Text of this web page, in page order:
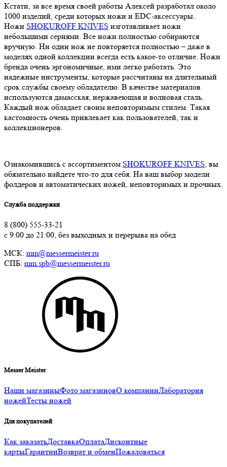
Кстати, за все время своей работы Алексей разработал около
1000 изделий, среди которых ножи и EDC-аксессуары.
Ножи SHOKUROFF KNIVES изготавливает ножи
небольшими сериями. Все ножи полностью собираются
вручную. Ни один нож не повторяется полностью – даже в
моделях одной коллекции всегда есть какое-то отличие. Ножи
бренда очень эргономичные, ими легко работать. Это
надежные инструменты, которые рассчитаны на длительный
срок службы своему обладателю. В качестве материалов
используются дамасская, нержавеющая и волновая сталь.
Каждый нож обладает своим неповторимым стилем. Такая
кастомность очень привлекает как пользователей, так и
коллекционеров.
Ознакомившись с ассортиментом SHOKUROFF KNIVES , вы
обязательно найдете что-то для себя. На ваш выбор модели
фолдеров и автоматических ножей, неповторимых и прочных.
Служба поддержки
8 (800) 555-33-21
с 9:00 до 21:00, без выходных и перерыва на обед
МСК: mm@messermeister.ru
СПБ: mm.spb@messermeister.ru
Messer Meister
Наши магазиныФото магазиновО компанииЛаборатория
ножейТесты ножей
Для покупателей
Как заказатьДоставкаОплатаДисконтные
картыГарантииВозврат и обменПожаловаться